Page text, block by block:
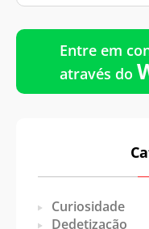
Entre em
através do
Curiosidade
Dedetização